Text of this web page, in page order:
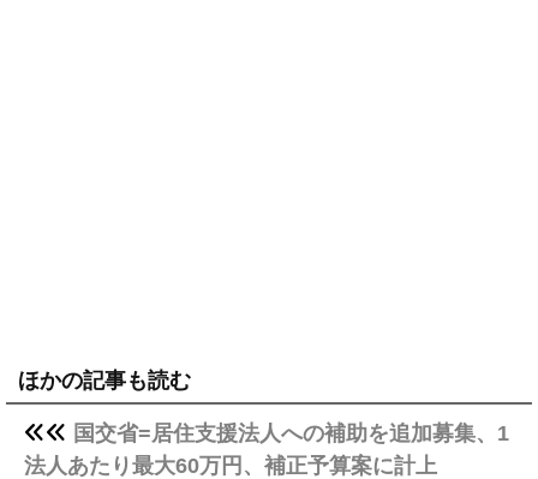
ほかの記事も読む
国交省=居住支援法人への補助を追加募集、1
法人あたり最大60万円、補正予算案に計上